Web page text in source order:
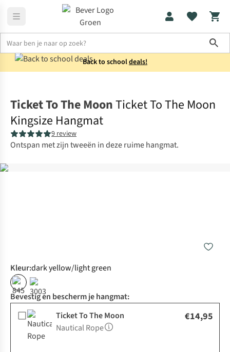
Back to schooldeals!
Ticket To The MoonTicket To The Moon
Kingsize Hangmat
9 review
Ontspan met zijn tweeën in deze ruime hangmat.
Kleur:dark yellow/light green
Bevestig en bescherm je hangmat:
Ticket To The Moon
Nautical Rope
€14,95